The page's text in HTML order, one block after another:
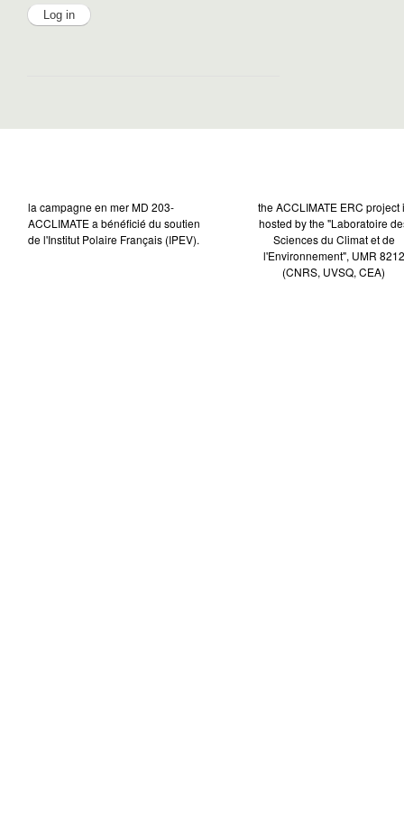
la campagne en mer MD 203-
ACCLIMATE a bénéficié du soutien
de l'Institut Polaire Français (IPEV).
the ACCLIMATE ERC project
hosted by the "Laboratoire
Sciences du Climat et de
l'Environnement", UMR 8212
(CNRS, UVSQ, CEA)